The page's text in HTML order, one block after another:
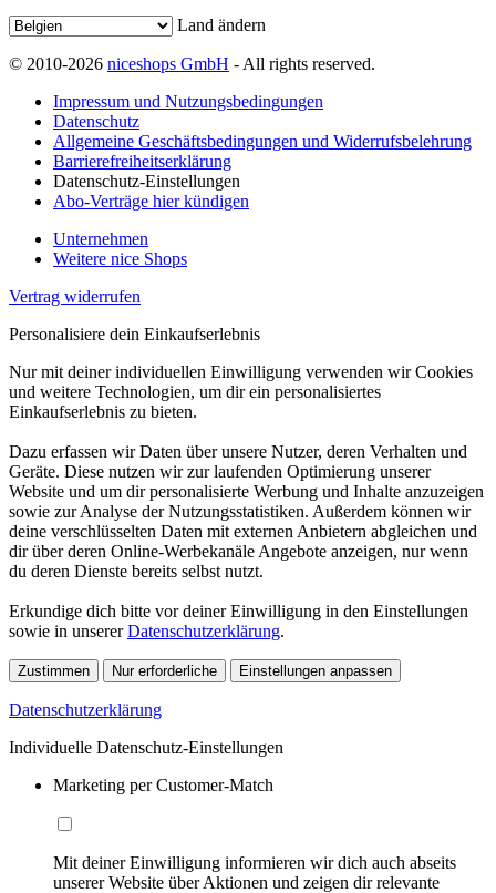
Land ändern
© 2010-2026 niceshops GmbH - All rights reserved.
Impressum und Nutzungsbedingungen
Datenschutz
Allgemeine Geschäftsbedingungen und Widerrufsbelehrung
Barrierefreiheitserklärung
Datenschutz-Einstellungen
Abo-Verträge hier kündigen
Unternehmen
Weitere nice Shops
Vertrag widerrufen
Personalisiere dein Einkaufserlebnis
Nur mit deiner individuellen Einwilligung verwenden wir Cookies
und weitere Technologien, um dir ein personalisiertes
Einkaufserlebnis zu bieten.
Dazu erfassen wir Daten über unsere Nutzer, deren Verhalten und
Geräte. Diese nutzen wir zur laufenden Optimierung unserer
Website und um dir personalisierte Werbung und Inhalte anzuzeigen
sowie zur Analyse der Nutzungsstatistiken. Außerdem können wir
deine verschlüsselten Daten mit externen Anbietern abgleichen und
dir über deren Online-Werbekanäle Angebote anzeigen, nur wenn
du deren Dienste bereits selbst nutzt.
Erkundige dich bitte vor deiner Einwilligung in den Einstellungen
sowie in unsererDatenschutzerklärung.
Zustimmen Nur erforderliche Einstellungen anpassen
Datenschutzerklärung
Individuelle Datenschutz-Einstellungen
Marketing per Customer-Match
Mit deiner Einwilligung informieren wir dich auch abseits
unserer Website über Aktionen und zeigen dir relevante